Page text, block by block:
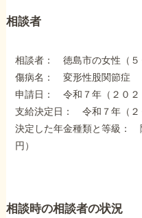
受給事例
Q&A・相談事例
障害年金コラム
事務所について
相談者
相談者： 徳島市の女性（５
傷病名： 変形性股関節症
申請日： 令和７年（２０２
支給決定日： 令和７年（２
決定した年金種類と等級：
円）
相談時の相談者の状況